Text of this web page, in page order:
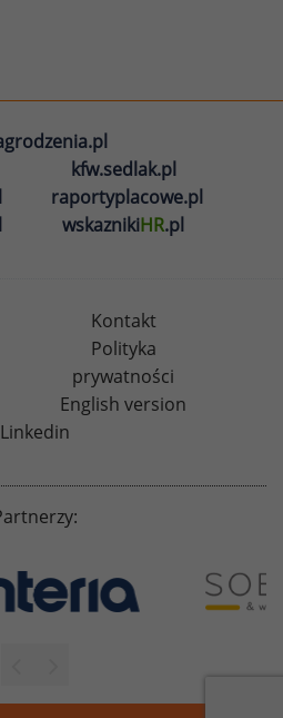
kfw.sedlak.pl
raportyplacowe.pl
wskaznikiHR.pl
Kontakt
Polityka
prywatności
English version
Linkedin